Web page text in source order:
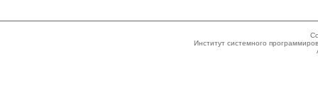
Институт системного